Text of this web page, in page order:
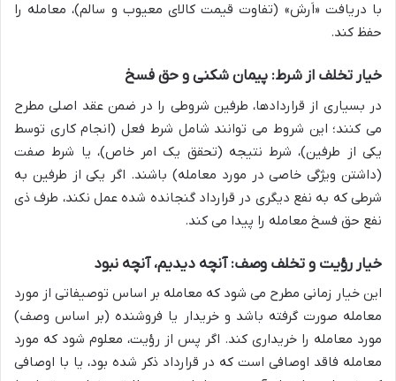
با دریافت «اَرش» (تفاوت قیمت کالای معیوب و سالم)، معامله را
حفظ کند.
خیار تخلف از شرط: پیمان شکنی و حق فسخ
در بسیاری از قراردادها، طرفین شروطی را در ضمن عقد اصلی مطرح
می کنند؛ این شروط می توانند شامل شرط فعل (انجام کاری توسط
یکی از طرفین)، شرط نتیجه (تحقق یک امر خاص)، یا شرط صفت
(داشتن ویژگی خاصی در مورد معامله) باشند. اگر یکی از طرفین به
شرطی که به نفع دیگری در قرارداد گنجانده شده عمل نکند، طرف ذی
نفع حق فسخ معامله را پیدا می کند.
خیار رؤیت و تخلف وصف: آنچه دیدیم، آنچه نبود
این خیار زمانی مطرح می شود که معامله بر اساس توصیفاتی از مورد
معامله صورت گرفته باشد و خریدار یا فروشنده (بر اساس وصف)
مورد معامله را خریداری کند. اگر پس از رؤیت، معلوم شود که مورد
معامله فاقد اوصافی است که در قرارداد ذکر شده بود، یا با اوصافی